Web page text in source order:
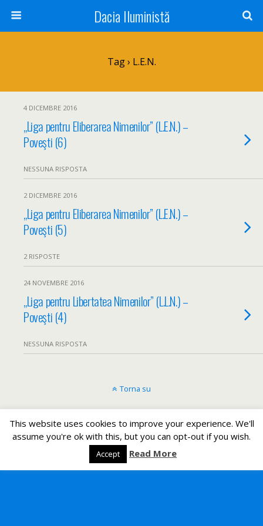
Dacia Iluministă
Tag › L.E.N.
4 DICEMBRE 2016
„Liga pentru Eliberarea Nimenilor” (L.E.N.) –
Poveşti (6)
NESSUNA RISPOSTA
2 DICEMBRE 2016
„Liga pentru Eliberarea Nimenilor” (L.E.N.) –
Poveşti (5)
2 RISPOSTE
24 NOVEMBRE 2016
„Liga pentru Libertatea Nimenilor” (L.L.N.) –
Poveşti (4)
NESSUNA RISPOSTA
Torna su
Dispositivo Portatile
All content Copyright Un romeno in Italia
This website uses cookies to improve your experience. We'll
assume you're ok with this, but you can opt-out if you wish.
Accept Read More